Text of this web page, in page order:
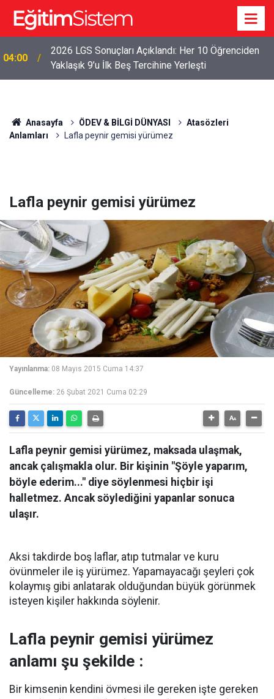
04:00
2026 LGS Sonuçları Açıklandı: Her 10 Öğrenciden
Yaklaşık 9’u İlk Beş Tercihine Yerleşti
Anasayfa ÖDEV & BİLGİ DÜNYASI
Atasözleri
Anlamları
Lafla peynir gemisi yürümez
Lafla peynir gemisi yürümez
Yayınlanma: 08 Mayıs 2015 Cuma 14:37
Güncelleme: 26 Şubat 2021 Cuma 02:29
Lafla peynir gemisi yürümez, maksada ulaşmak,
ancak çalışmakla olur. Bir kişinin "Şöyle yaparım,
böyle ederim..." diye söylenmesi hiçbir işi
halletmez. Ancak söylediğini yapanlar sonuca
ulaşır.
Aksi takdirde boş laflar, atıp tutmalar ve kuru
övünmeler ile iş yürümez. Yapamayacağı şeyleri çok
kolaymış gibi anlatarak olduğundan büyük görünmek
isteyen kişiler hakkında söylenir.
Lafla peynir gemisi yürümez
anlamı şu şekilde :
Bir kimsenin kendini övmesi ile gereken işte gereken